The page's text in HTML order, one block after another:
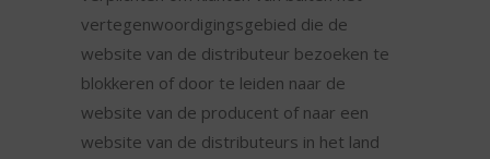
vertegenwoordigingsgebied die de
website van de distributeur bezoeken te
blokkeren of door te leiden naar de
website van de producent of naar een
website van de distributeurs in het land